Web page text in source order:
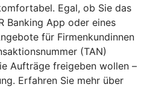
Egal, ob Sie das
Banking App oder eines
für Firmenkundinnen
(TAN)
Aufträge freigeben wollen –
Erfahren Sie mehr über